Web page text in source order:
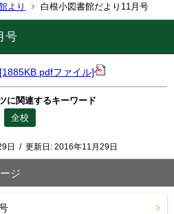
より 白根小図書館だより11月号
号
pdfファイル]
に関連するキーワード
全校
日 / 更新日: 2016年11月29日
ジ